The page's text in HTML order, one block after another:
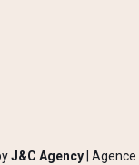
J&C Agency Agence